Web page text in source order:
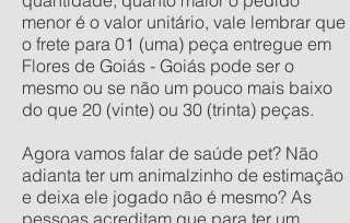
menor é o valor unitário, vale lembrar que
o frete para 01 (uma) peça entregue em
Flores de Goiás - Goiás pode ser o
mesmo ou se não um pouco mais baixo
do que 20 (vinte) ou 30 (trinta) peças.
Agora vamos falar de saúde pet? Não
adianta ter um animalzinho de estimação
e deixa ele jogado não é mesmo? As
pessoas acreditam que para ter um